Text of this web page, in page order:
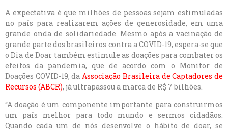
A expectativa é que milhões de pessoas sejam estimuladas
no país para realizarem ações de generosidade, em uma
grande onda de solidariedade. Mesmo após a vacinação de
grande parte dos brasileiros contra a COVID-19, espera-se que
o Dia de Doar também estimule as doações para combater os
efeitos da pandemia, que de acordo com o Monitor de
Doações COVID-19, da Associação Brasileira de Captadores de
Recursos (ABCR), já ultrapassou a marca de R$ 7 bilhões.
“A doação é um componente importante para construirmos
um país melhor para todo mundo e sermos cidadãos.
Quando cada um de nós desenvolve o hábito de doar, se